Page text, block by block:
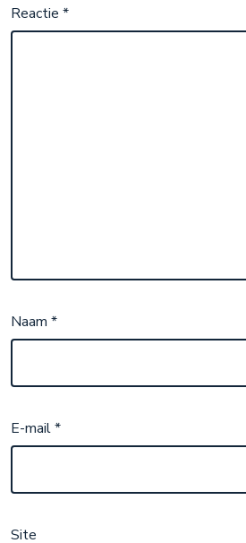
Reactie*
Naam*
E-mail*
Site